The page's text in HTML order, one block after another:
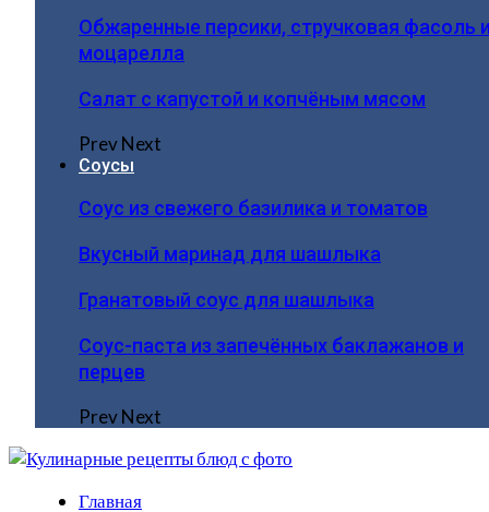
Обжаренные персики, стручковая фасоль
моцарелла
Салат с капустой и копчёным мясом
PrevNext
Соусы
Соус из свежего базилика и томатов
Вкусный маринад для шашлыка
Гранатовый соус для шашлыка
Соус-паста из запечённых баклажанов и
перцев
PrevNext
Главная